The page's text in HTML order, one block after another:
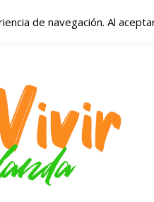
Irlanda
trabajan en Irlanda!
de navegación. Al